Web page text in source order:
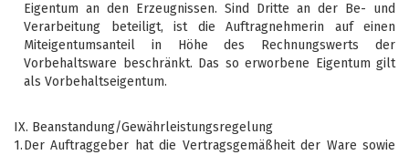
Eigentum an den Erzeugnissen. Sind Dritte an der Be- und
Verarbeitung beteiligt, ist die Auftragnehmerin auf einen
Miteigentumsanteil in Höhe des Rechnungswerts der
Vorbehaltsware beschränkt. Das so erworbene Eigentum gilt
als Vorbehaltseigentum.
IX. Beanstandung/Gewährleistungsregelung
1.Der Auftraggeber hat die Vertragsgemäßheit der Ware sowie